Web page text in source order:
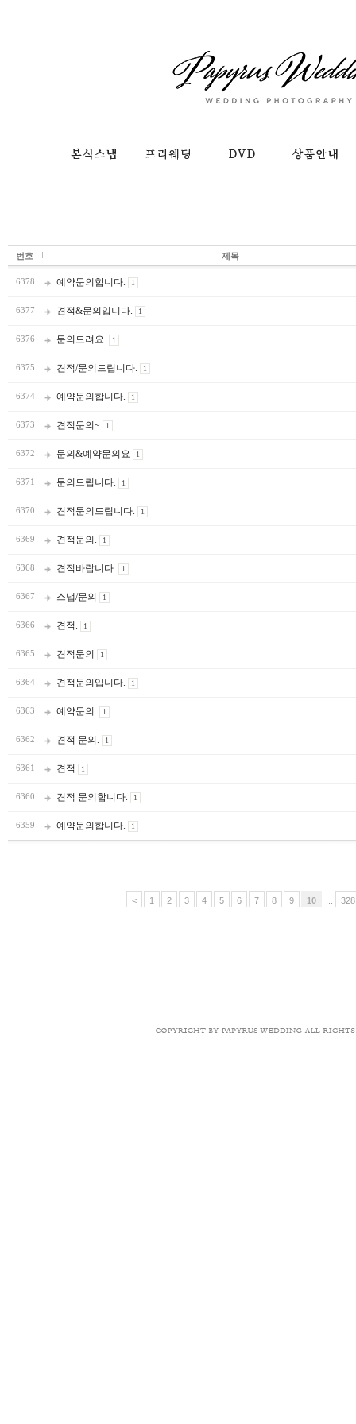
번호 제목
6378 예약문의합니다. 1
6377 견적&문의입니다. 1
6376 문의드려요. 1
6375 견적/문의드립니다. 1
6374 예약문의합니다. 1
6373 견적문의~ 1
6372 문의&예약문의요 1
6371 문의드립니다. 1
6370 견적문의드립니다. 1
6369 견적문의. 1
6368 견적바랍니다. 1
6367 스냅/문의 1
6366 견적. 1
6365 견적문의 1
6364 견적문의입니다. 1
6363 예약문의. 1
6362 견적 문의. 1
6361 견적 1
6360 견적 문의합니다. 1
6359 예약문의합니다. 1
< 1 2 3 4 5 6 7 8 9 10 328